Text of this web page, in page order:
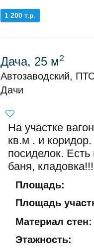
1 200 т.р.
Дача, 25 м2
Автозаводский,
Дачи
На участке
кв.м . и
посиделок.
баня,
Площадь:
Площадь
Материал стен:
Этажность: